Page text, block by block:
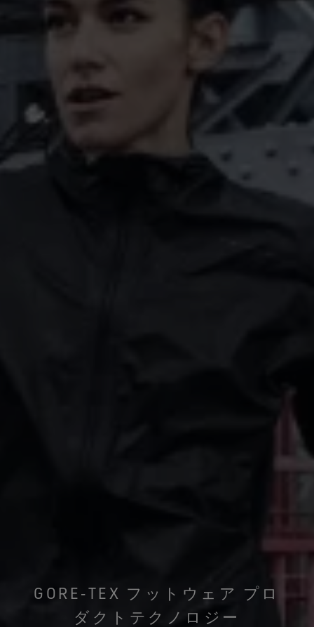
GORE‑TEX フットウェア プロ
ダクトテクノロジー